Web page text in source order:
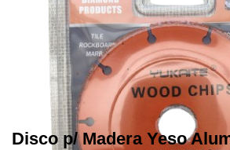
Disco p/ Madera Yeso